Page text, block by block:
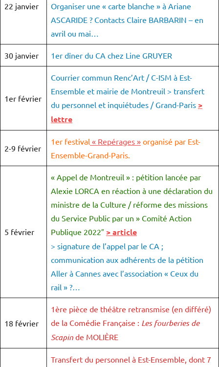
22 janvier
Organiser une « carte blanche » à Ariane
ASCARIDE ? Contacts Claire BARBARIN – en
avril ou mai…
30 janvier 1er dîner du CA chez Line GRUYER
1er février
Courrier commun Renc’Art / C-ISM à Est-
Ensemble et mairie de Montreuil > transfert
du personnel et inquiétudes / Grand-Paris >
lettre
2-9 février
1er festival « Repérages » organisé par Est-
Ensemble-Grand-Paris.
5 février
« Appel de Montreuil » : pétition lancée par
Alexie LORCA en réaction à une déclaration du
ministre de la Culture / réforme des missions
du Service Public par un » Comité Action
Publique 2022″ > article
> signature de l’appel par le CA ;
communication aux adhérents de la pétition
Aller à Cannes avec l’association « Ceux du
rail » ?…
18 février
1ère pièce de théâtre retransmise (en différé)
de la Comédie Française : Les fourberies de
Scapin de MOLIÈRE
Transfert du personnel à Est-Ensemble, dont 7